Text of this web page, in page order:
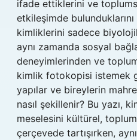
ifade ettiklerini ve
etkileşimde
kimliklerini sadece
aynı zamanda sosyal
deneyimlerinden ve
kimlik fotokopisi istemek
yapılar ve bireylerin
nasıl şekillenir? Bu yazı,
meselesini kültürel,
çerçevede tartışırken,